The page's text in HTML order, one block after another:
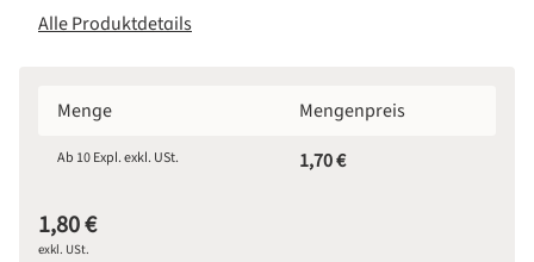
Alle Produktdetails
Menge Mengenpreis
Ab 10Expl. exkl. USt. 1,70 €
1,80 €
exkl. USt.